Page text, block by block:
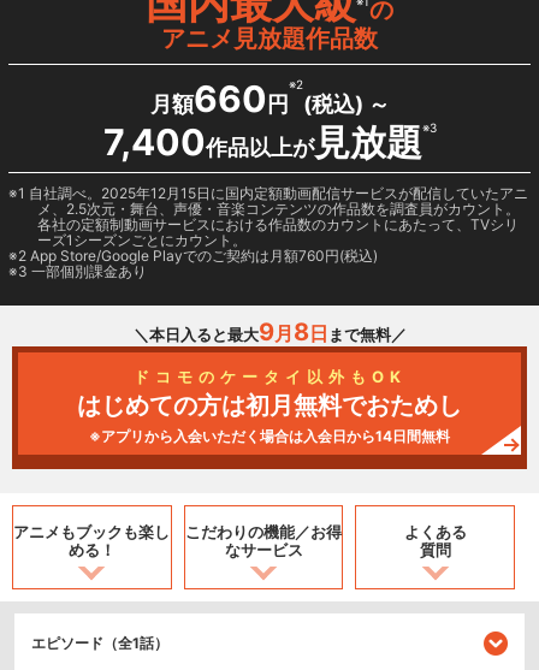
の
アニメ見放題作品数
月額660 円
※2
(税込) ～
7,400作品以上が見放題※3
1 自社調べ。2025年12月15日に国内定額動画配信サービスが配信していたアニ
メ、2.5次元・舞台、声優・音楽コンテンツの作品数を調査員がカウント。
各社の定額制動画サービスにおける作品数のカウントにあたって、TVシリ
ーズ1シーズンごとにカウント。
2 App Store/Google Playでのご契約は月額760円(税込)
3 一部個別課金あり
＼本日入ると最大9月 8日 まで無料／
ドコモのケータイ以外もOK
はじめての方は初月無料でおためし
※アプリから入会いただく場合は入会日から14日間無料
アニメもブックも楽し
める！
こだわりの機能／お得
なサービス
よくある
質問
エピソード（全1話）